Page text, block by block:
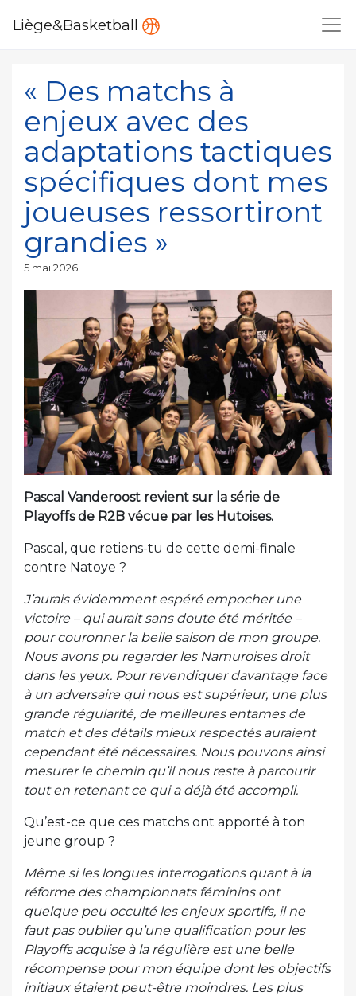
Liège&Basketball
« Des matchs à
enjeux avec des
adaptations tactiques
spécifiques dont mes
joueuses ressortiront
grandies »
Publié
5 mai 2026
Pascal Vanderoost revient sur la série de
Playoffs de R2B vécue par les Hutoises.
Pascal, que retiens-tu de cette demi-finale
contre Natoye ?
J’aurais évidemment espéré empocher une
victoire – qui aurait sans doute été méritée –
pour couronner la belle saison de mon groupe.
Nous avons pu regarder les Namuroises droit
dans les yeux. Pour revendiquer davantage face
à un adversaire qui nous est supérieur, une plus
grande régularité, de meilleures entames de
match et des détails mieux respectés auraient
cependant été nécessaires. Nous pouvons ainsi
mesurer le chemin qu’il nous reste à parcourir
tout en retenant ce qui a déjà été accompli.
Qu’est-ce que ces matchs ont apporté à ton
jeune group ?
Même si les longues interrogations quant à la
réforme des championnats féminins ont
quelque peu occulté les enjeux sportifs, il ne
faut pas oublier qu’une qualification pour les
Playoffs acquise à la régulière est une belle
récompense pour mon équipe dont les objectifs
initiaux étaient peut-être moindres. Les plus